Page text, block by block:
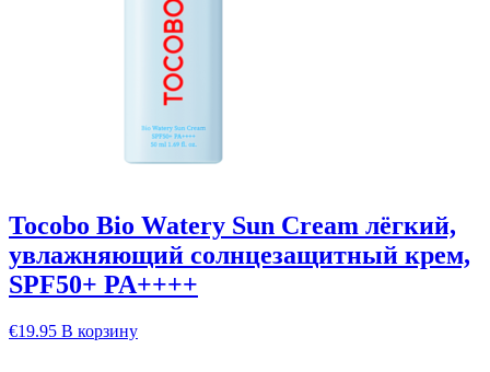
Tocobo Bio Watery Sun Cream лёгкий,
увлажняющий солнцезащитный крем,
SPF50+ PA++++
€19.95 В корзину